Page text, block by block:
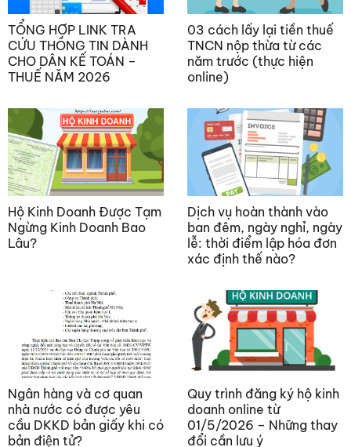
TỔNG HỢP LINK TRA
CỨU THÔNG TIN DÀNH
CHO DÂN KẾ TOÁN –
THUẾ NĂM 2026
03 cách lấy lại tiền thuế
TNCN nộp thừa từ các
năm trước (thực hiện
online)
Hộ Kinh Doanh Được Tạm
Ngừng Kinh Doanh Bao
Lâu?
Dịch vụ hoàn thành vào
ban đêm, ngày nghỉ, ngày
lễ: thời điểm lập hóa đơn
xác định thế nào?
Ngân hàng và cơ quan
nhà nước có được yêu
cầu DKKD bản giấy khi có
bản điện tử?
Quy trình đăng ký hộ kinh
doanh online từ
01/5/2026 – Những thay
đổi cần lưu ý